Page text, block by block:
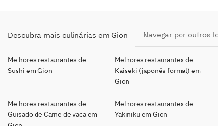
Descubra mais culinárias em Gion Navegar por outros
Melhores restaurantes de
Sushi em Gion
Melhores restaurantes de
Kaiseki (japonês formal) em
Gion
Melhores restaurantes de
Guisado de Carne de vaca em
Melhores restaurantes de
Yakiniku em Gion